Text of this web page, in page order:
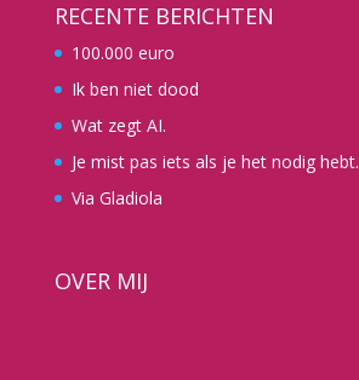
RECENTE BERICHTEN
100.000 euro
Ik ben niet dood
Wat zegt AI.
Je mist pas iets als je het nodig hebt.
Via Gladiola
OVER MIJ